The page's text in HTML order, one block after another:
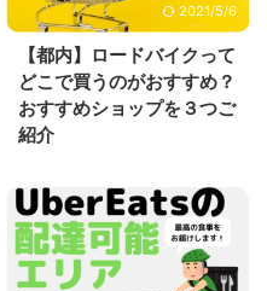
2021/5/6
【都内】ロードバイクって
どこで買うのがおすすめ？
おすすめショップを３つご
紹介